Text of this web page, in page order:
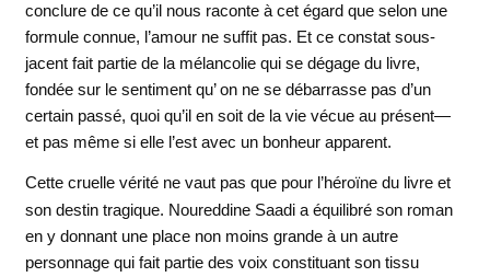
conclure de ce qu’il nous raconte à cet égard que selon une
formule connue, l’amour ne suffit pas. Et ce constat sous-
jacent fait partie de la mélancolie qui se dégage du livre,
fondée sur le sentiment qu’ on ne se débarrasse pas d’un
certain passé, quoi qu’il en soit de la vie vécue au présent—
et pas même si elle l’est avec un bonheur apparent.
Cette cruelle vérité ne vaut pas que pour l’héroïne du livre et
son destin tragique. Noureddine Saadi a équilibré son roman
en y donnant une place non moins grande à un autre
personnage qui fait partie des voix constituant son tissu